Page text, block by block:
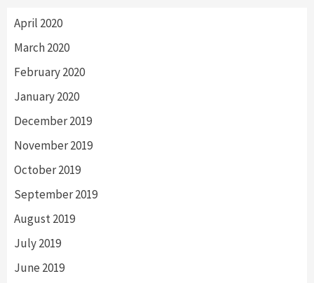
April 2020
March 2020
February 2020
January 2020
December 2019
November 2019
October 2019
September 2019
August 2019
July 2019
June 2019